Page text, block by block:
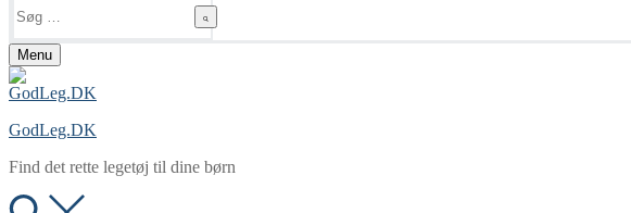
efter:
Menu
GodLeg.DK
Find det rette legetøj til dine børn